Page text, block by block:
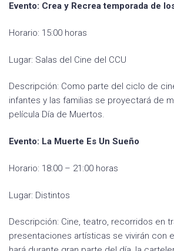
Evento: Crea y Recrea temporada de
Horario: 15:00 horas
Lugar: Salas del Cine del CCU
Descripción: Como parte del ciclo de
infantes y las familias se proyectará de
película Día de Muertos.
Evento: La Muerte Es Un Sueño
Horario: 18:00 – 21:00 horas
Lugar: Distintos
Descripción: Cine, teatro, recorridos en
presentaciones artísticas se vivirán con